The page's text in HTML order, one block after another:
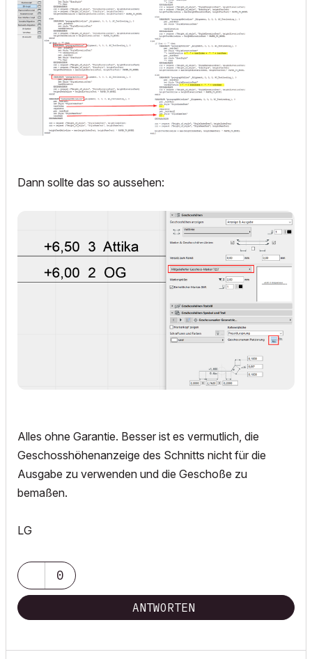
Dann sollte das so aussehen:
Alles ohne Garantie. Besser ist es vermutlich, die
Geschosshöhenanzeige des Schnitts nicht für die
Ausgabe zu verwenden und die Geschoße zu
bemaßen.
LG
0
ANTWORTEN